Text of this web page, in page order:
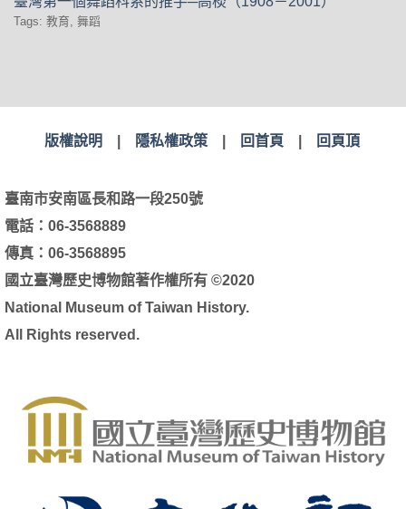
Tags: 教育, 舞蹈
版權說明 隱私權政策| 回首頁 回頁頂
臺南市安南區長和路一段250號
電話：06-3568889
傳真：06-3568895
國立臺灣歷史博物館著作權所有 ©2020
National Museum of Taiwan History.
All Rights reserved.